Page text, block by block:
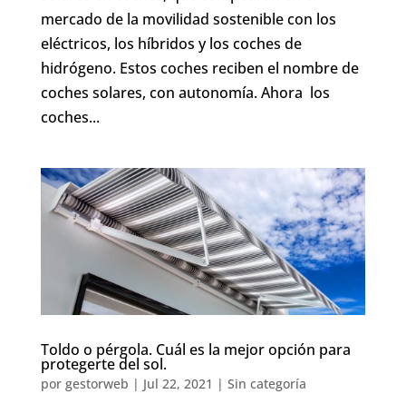
mercado de la movilidad sostenible con los
eléctricos, los híbridos y los coches de
hidrógeno. Estos coches reciben el nombre de
coches solares, con autonomía. Ahora los
coches...
Toldo o pérgola. Cuál es la mejor opción para
protegerte del sol.
por gestorweb | Jul 22, 2021 | Sin categoría